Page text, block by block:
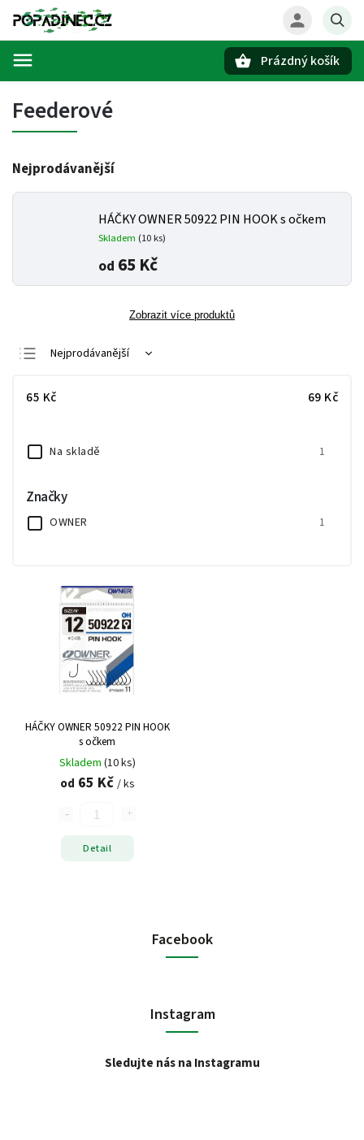
Prázdný košík
Feederové
Nejprodávanější
HÁČKY OWNER 50922 PIN HOOK s očkem
Skladem (10 ks)
od 65 Kč
Zobrazit více produktů
Nejprodávanější
Nejdražší
65 Kč 69 Kč
Na skladě 1
Značky
OWNER 1
HÁČKY OWNER 50922 PIN HOOK
s očkem
Skladem (10 ks)
od 65 Kč / ks
Detail
Facebook
Instagram
Sledujte nás na Instagramu